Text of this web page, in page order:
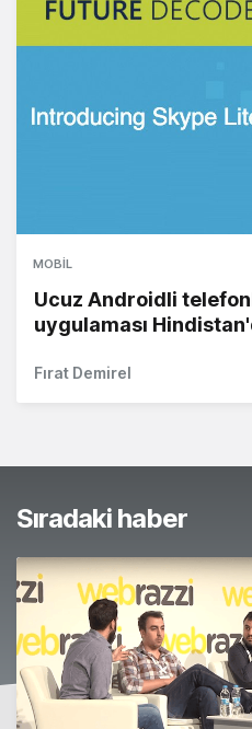
MOBIL
Ucuz Androidli
uygulaması
Fırat Demirel
Sıradaki haber